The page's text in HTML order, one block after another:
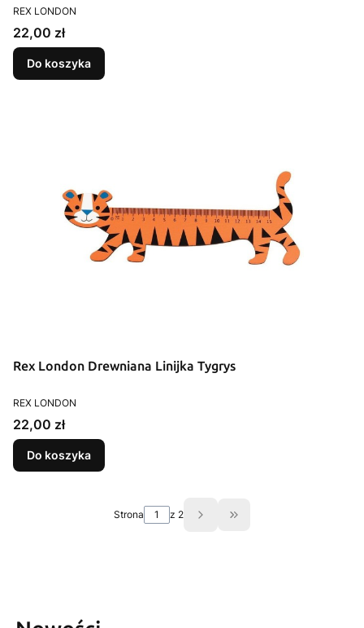
PRODUCENT
REX LONDON
Cena
22,00 zł
Do koszyka
Rex London Drewniana Linijka Tygrys
PRODUCENT
REX LONDON
Cena
22,00 zł
Do koszyka
Strona z 2 Przejdź do ostatniej